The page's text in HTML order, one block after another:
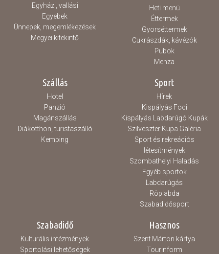
Egyházi, vallási
Egyebek
Ünnepek, megemlékezések
Megyei kitekintő
Heti menü
Éttermek
Gyorséttermek
Cukrászdák, kávézók
Pubok
Menza
Szállás
Hotel
Panzió
Magánszállás
Diákotthon, turistaszálló
Kemping
Sport
Hírek
Kispályás Foci
Kispályás Labdarúgó Kupák
Szilveszter Kupa Galéria
Sport és rekreációs
létesítmények
Szombathelyi Haladás
Egyéb sportok
Labdarúgás
Röplabda
Szabadidősport
Szabadidő
Kulturális intézmények
Sportolási lehetőségek
Hasznos
Szent Márton kártya
Tourinform